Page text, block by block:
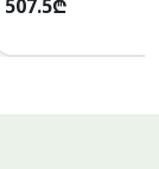
507.5₾